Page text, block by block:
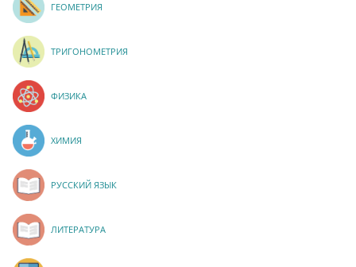
ГЕОМЕТРИЯ
ТРИГОНОМЕТРИЯ
ФИЗИКА
ХИМИЯ
РУССКИЙ ЯЗЫК
ЛИТЕРАТУРА